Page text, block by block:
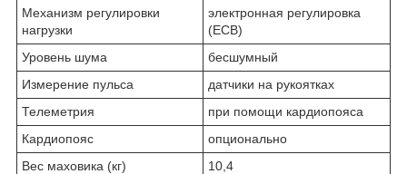
Механизм регулировки
нагрузки
электронная регулировка
(ECB)
Уровень шума
бесшумный
Измерение пульса
датчики на рукоятках
Телеметрия
при помощи кардиопояса
Кардиопояс
опционально
Вес маховика (кг)
10,4